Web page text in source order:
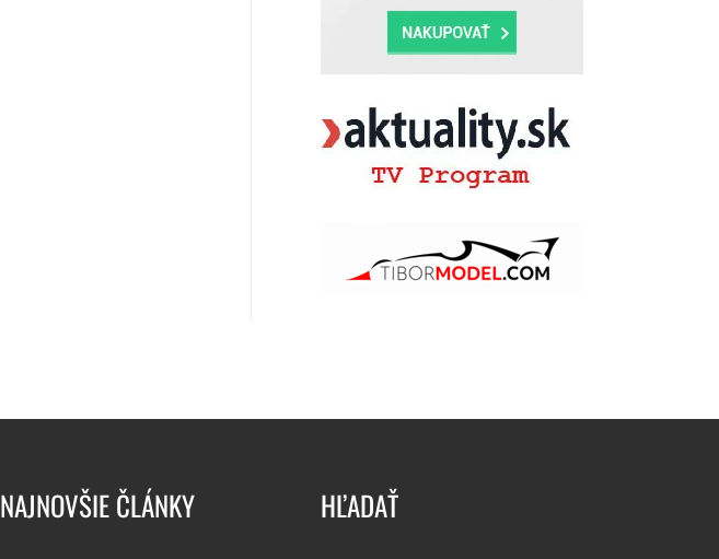
NAJNOVŠIE ČLÁNKY HĽADAŤ